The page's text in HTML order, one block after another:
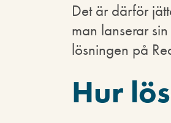
Det är därför
man lanserar
lösningen på
Hur